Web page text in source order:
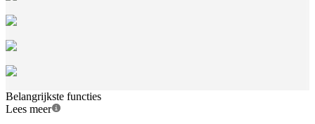
Belangrijkste functies
Lees meer